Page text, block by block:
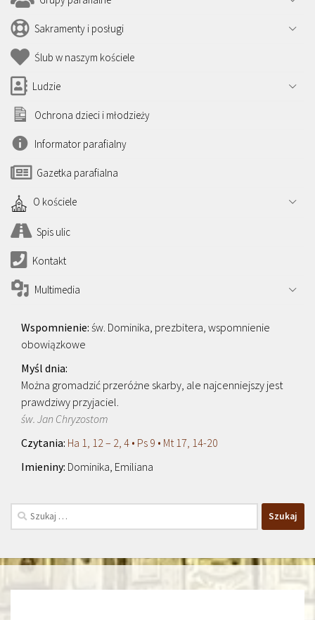
Sakramenty i posługi
Ślub w naszym kościele
Ludzie
Ochrona dzieci i młodzieży
Informator parafialny
Gazetka parafialna
O kościele
Spis ulic
Kontakt
Multimedia
św. Dominika, prezbitera, wspomnienie
obowiązkowe
Można gromadzić przeróżne skarby, ale najcenniejszy jest
prawdziwy przyjaciel.
św. Jan Chryzostom
Ha 1, 12 – 2, 4 • Ps 9 • Mt 17, 14-20
Dominika, Emiliana
Szukaj: